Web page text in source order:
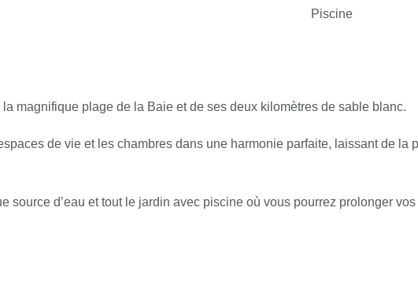
Piscine
magnifique plage de la Baie et de ses deux kilomètres de sable blanc.
de vie et les chambres dans une harmonie parfaite, laissant de la
d’eau et tout le jardin avec piscine où vous pourrez prolonger